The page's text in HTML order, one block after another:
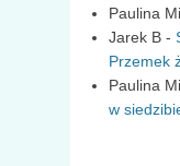
Paulina
Jarek B -
Przemek
Paulina Mi
w